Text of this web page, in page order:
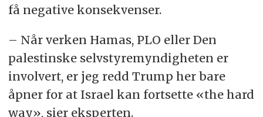
få negative konsekvenser.
– Når verken Hamas, PLO eller Den
palestinske selvstyremyndigheten er
involvert, er jeg redd Trump her bare
åpner for at Israel kan fortsette «the hard
way», sier eksperten.